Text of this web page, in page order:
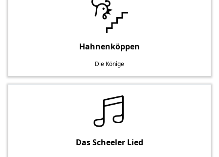
Hahnenköppen
Die Könige
Das Scheeler Lied